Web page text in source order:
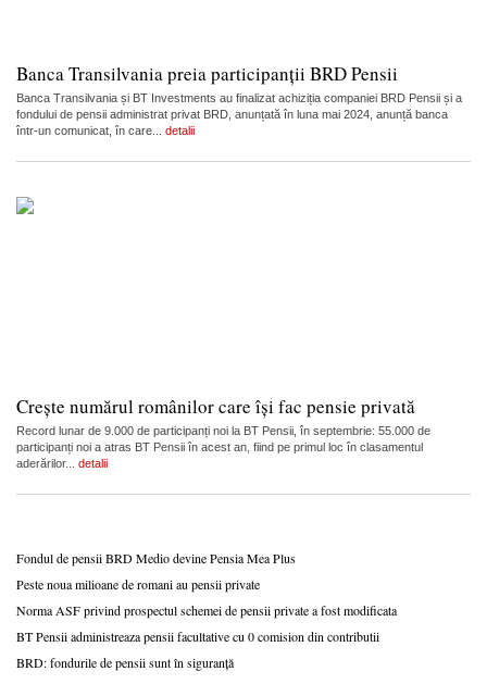
Banca Transilvania preia participanții BRD Pensii
Banca Transilvania și BT Investments au finalizat achiziția companiei BRD Pensii și a
fondului de pensii administrat privat BRD, anunțată în luna mai 2024, anunță banca
într-un comunicat, în care... detalii
Crește numărul românilor care își fac pensie privată
Record lunar de 9.000 de participanți noi la BT Pensii, în septembrie: 55.000 de
participanți noi a atras BT Pensii în acest an, fiind pe primul loc în clasamentul
aderărilor... detalii
Fondul de pensii BRD Medio devine Pensia Mea Plus
Peste noua milioane de romani au pensii private
Norma ASF privind prospectul schemei de pensii private a fost modificata
BT Pensii administreaza pensii facultative cu 0 comision din contributii
BRD: fondurile de pensii sunt în siguranță